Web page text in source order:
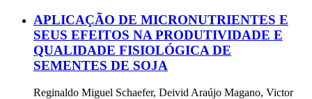
APLICAÇÃO DE MICRONUTRIENTES E
SEUS EFEITOS NA PRODUTIVIDADE E
QUALIDADE FISIOLÓGICA DE
SEMENTES DE SOJA
Reginaldo Miguel Schaefer, Deivid Araújo Magano, Victor